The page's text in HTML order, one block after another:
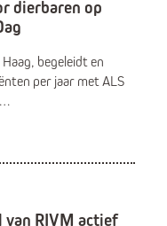
dierbaren op
begeleidt en
per jaar met ALS
RIVM actief